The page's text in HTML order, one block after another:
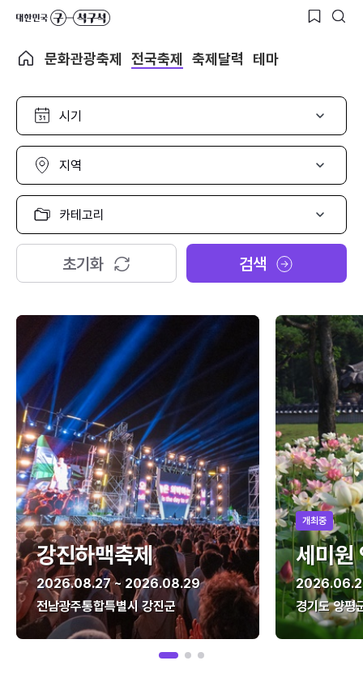
문화관광축제 전국축제 축제달력 테마
시
선
택
지
선
택
카
고
리
택
초기화 검색
강진하맥축제
2026.08.27 ~ 2026.08.29
전남광주통합특별시 강진군
개최중
세미원
경기도 양평